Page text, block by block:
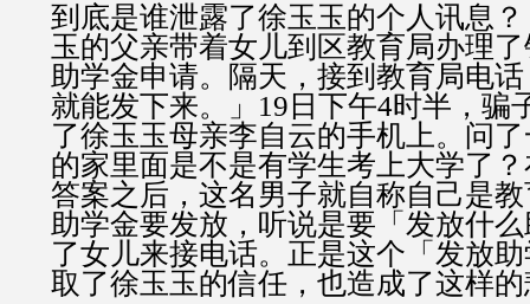
到底是谁泄露了徐玉玉的个人讯息
玉的父亲带着女儿到区教育局办理
助学金申请。隔天，接到教育局电
就能发下来。」19日下午4时半，骗
了徐玉玉母亲李自云的手机上。问
的家里面是不是有学生考上大学了
答案之后，这名男子就自称自己是
助学金要发放，听说是要「发放什
了女儿来接电话。正是这个「发放
取了徐玉玉的信任，也造成了这样